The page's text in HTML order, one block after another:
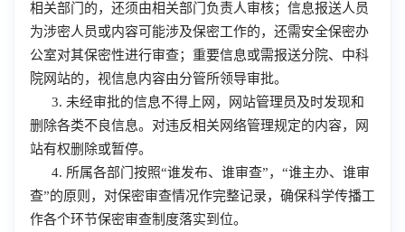
相关部门的，还须由相关部门负责人审核；信息报送人员
为涉密人员或内容可能涉及保密工作的，还需安全保密办
公室对其保密性进行审查；重要信息或需报送分院、中科
院网站的，视信息内容由分管所领导审批。
3. 未经审批的信息不得上网，网站管理员及时发现和
删除各类不良信息。对违反相关网络管理规定的内容，网
站有权删除或暂停。
4. 所属各部门按照“谁发布、谁审查”，“谁主办、谁审
查”的原则，对保密审查情况作完整记录，确保科学传播工
作各个环节保密审查制度落实到位。